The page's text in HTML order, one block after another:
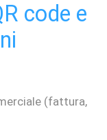
code e
(fattura,